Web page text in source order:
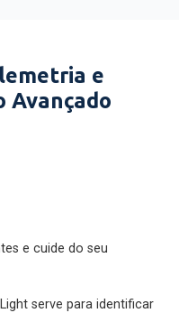
e
Avançado
e cuide do seu
serve para identificar